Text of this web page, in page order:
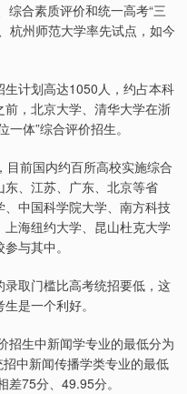
综合素质评价和统一高考“三
杭州师范大学率先试点，如今
生计划高达1050人，约占本科
，北京大学、清华大学在浙
体”综合评价招生。
前国内约百所高校实施综合
、江苏、广东、北京等省
中国科学院大学、南方科技
海纽约大学、昆山杜克大学
与其中。
取门槛比高考统招要低，这
是一个利好。
招生中新闻学专业的最低分为
中新闻传播学类专业的最低
75分、49.95分。